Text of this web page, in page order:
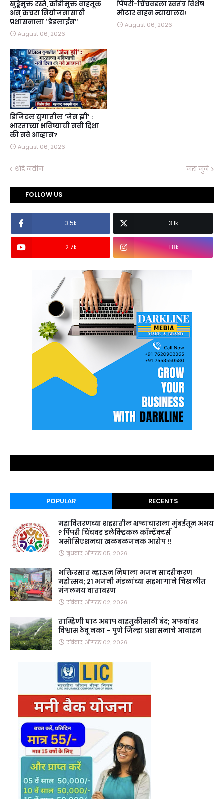
खुड्डेमुक्त रस्ते, कोंडीमुक्त वाहतूक
अन्‌ कचरा नियोजनासाठी
प्रशासनाला ‘‘डेडलाईन’’
August 06, 2026
पिंपरी-चिंचवडला स्वतंत्र विशेष
मोटार वाहन न्यायालय!
August 06, 2026
डिजिटल युगातील 'जेन झी' :
भारताच्या भविष्याची नवी दिशा
की नवे आव्हान?
August 06, 2026
थोडे नवीन जरा जुने
FOLLOW US
3.5k 3.1k
2.7k 1.8k
POPULAR RECENTS
महावितरणच्या शहरातील भ्रष्टाचाराला मुंबईतून अभय
? पिंपरी चिंचवड इलेक्ट्रिकल कॉन्ट्रॅक्टर्स
असोसिएशनचा खळबळजनक आरोप !!
बुधवार, ऑगस्ट ०५, २०२६
भक्तिरसात न्हाऊन निघाला भजन सादरीकरण
महोत्सव; २१ भजनी मंडळांच्या सहभागाने चिखलीत
मंगलमय वातावरण
रविवार, ऑगस्ट ०२, २०२६
ताम्हिणी घाट अद्याप वाहतुकीसाठी बंद; अफवांवर
विश्वास ठेवू नका – पुणे जिल्हा प्रशासनाचे आवाहन
रविवार, ऑगस्ट ०२, २०२६